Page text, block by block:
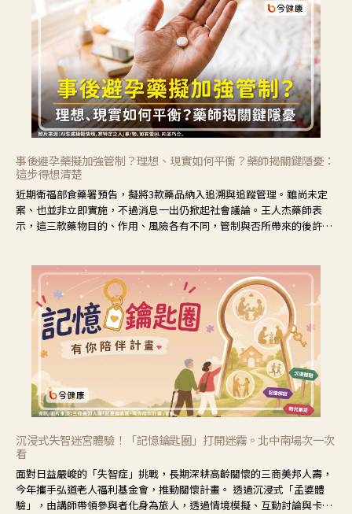
事後避孕藥擬加強管制？理想、現實如何平衡？藥師揭關鍵隱憂：
這步得想清楚
近期衛福部食藥署預告，擬將3款藥品納入追溯與追蹤管理。雖尚未定
案、也並非立即實施，不過消息一出仍掀起社會議論。王人杰藥師表
示，這三款藥物目的、作用、風險各有不同，管制與否所帶來的後許影
沉浸式失智迷宮體驗！「記憶鑰匙圈」打開迷霧。北中南場次一次
看
面對日益嚴峻的「失智症」挑戰，長期深耕高齡關懷的三商美邦人壽，
今年攜手弘道老人福利基金會，推動關懷計畫。 透過沉浸式「孟婆體
驗」，由講師帶領參與者化身為旅人，透過情境模擬、互動討論與卡牌